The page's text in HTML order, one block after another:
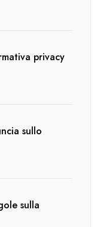
privacy
sullo
sulla